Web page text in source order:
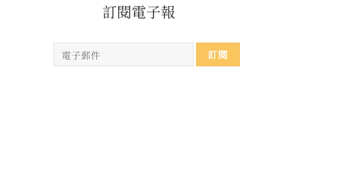
​​​訂閱電子報